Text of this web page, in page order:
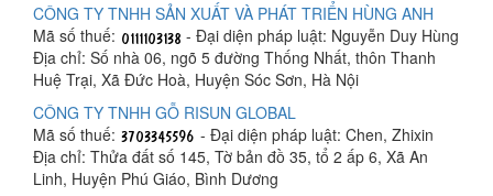
CÔNG TY TNHH SẢN XUẤT VÀ PHÁT TRIỂN HÙNG ANH
Mã số thuế:
- Đại diện pháp luật: Nguyễn Duy Hùng
Địa chỉ: Số nhà 06, ngõ 5 đường Thống Nhất, thôn Thanh
Huệ Trại, Xã Đức Hoà, Huyện Sóc Sơn, Hà Nội
CÔNG TY TNHH GỖ RISUN GLOBAL
Mã số thuế:
- Đại diện pháp luật: Chen, Zhixin
Địa chỉ: Thửa đất số 145, Tờ bản đồ 35, tổ 2 ấp 6, Xã An
Linh, Huyện Phú Giáo, Bình Dương